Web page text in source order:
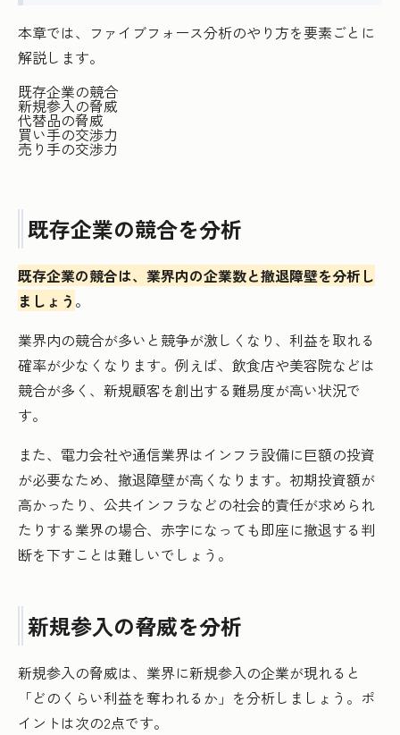
本章では、ファイブフォース分析のやり方を要素ごとに
解説します。
既存企業の競合
新規参入の脅威
代替品の脅威
買い手の交渉力
売り手の交渉力
既存企業の競合を分析
既存企業の競合は、業界内の企業数と撤退障壁を分析し
ましょう 。
業界内の競合が多いと競争が激しくなり、利益を取れる
確率が少なくなります。例えば、飲食店や美容院などは
競合が多く、新規顧客を創出する難易度が高い状況で
す。
また、電力会社や通信業界はインフラ設備に巨額の投資
が必要なため、撤退障壁が高くなります。初期投資額が
高かったり、公共インフラなどの社会的責任が求められ
たりする業界の場合、赤字になっても即座に撤退する判
断を下すことは難しいでしょう。
新規参入の脅威を分析
新規参入の脅威は、業界に新規参入の企業が現れると
「どのくらい利益を奪われるか」を分析しましょう。ポ
イントは次の2点です。